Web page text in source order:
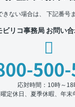
ない場合は、 下記番号
ビリコ事務局 お問い
応対時間：10時～18
定休日、夏季休暇、年末